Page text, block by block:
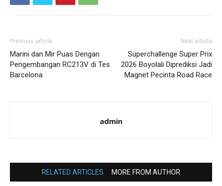
Previous article
Marini dan Mir Puas Dengan
Pengembangan RC213V di Tes
Barcelona
Next article
Superchallenge Super Prix
2026 Boyolali Diprediksi Jadi
Magnet Pecinta Road Race
admin
RELATED ARTICLES MORE FROM AUTHOR